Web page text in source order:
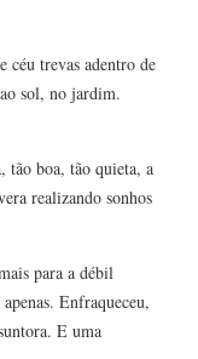
céu trevas adentro de
sol, no jardim.
tão boa, tão quieta, a
realizando sonhos
para a débil
Enfraqueceu,
E uma